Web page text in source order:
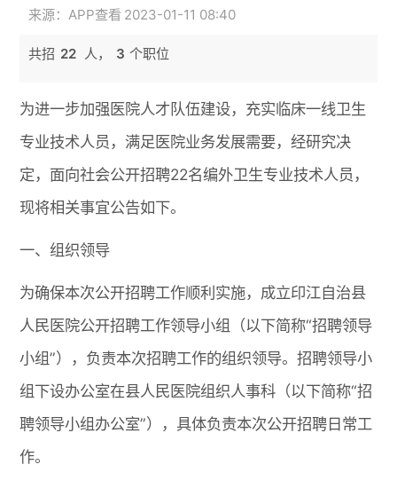
来源：APP查看 2023-01-11 08:40
共招 22 人， 3 个职位
为进一步加强医院人才队伍建设，充实临床一线卫生
专业技术人员，满足医院业务发展需要，经研究决
定，面向社会公开招聘22名编外卫生专业技术人员，
现将相关事宜公告如下。
一、组织领导
为确保本次公开招聘工作顺利实施，成立印江自治县
人民医院公开招聘工作领导小组（以下简称“招聘领导
小组”），负责本次招聘工作的组织领导。招聘领导小
组下设办公室在县人民医院组织人事科（以下简称“招
聘领导小组办公室”），具体负责本次公开招聘日常工
作。